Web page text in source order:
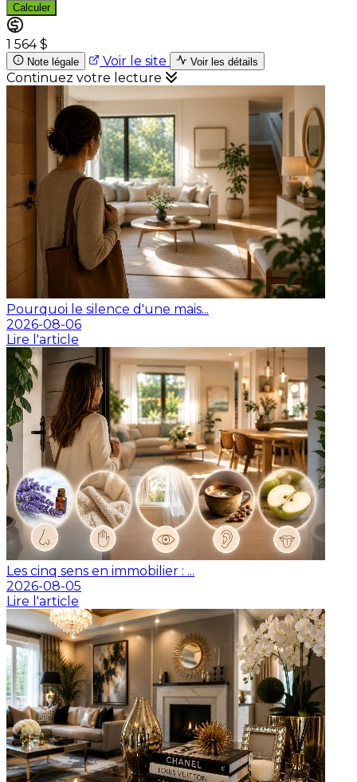
Calculer
1 564 $
Note légale Voir le site Voir les détails
Continuez votre lecture
Pourquoi le silence d'une mais...
2026-08-06
Lire l'article
Les cinq sens en immobilier : ...
2026-08-05
Lire l'article